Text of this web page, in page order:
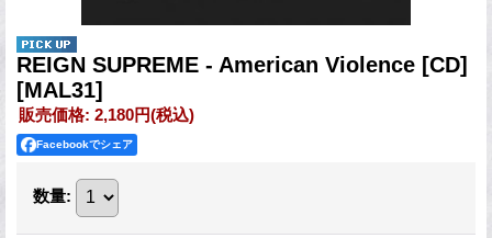
REIGN SUPREME - American Violence [CD]
[MAL31]
販売価格: 2,180円(税込)
Facebookでシェア
数量: